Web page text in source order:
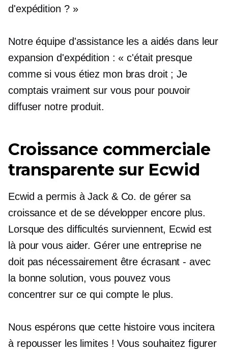
d'expédition ? »
Notre équipe d'assistance les a aidés dans leur
expansion d'expédition : « c'était presque
comme si vous étiez mon bras droit ; Je
comptais vraiment sur vous pour pouvoir
diffuser notre produit.
Croissance commerciale
transparente sur Ecwid
Ecwid a permis à Jack & Co. de gérer sa
croissance et de se développer encore plus.
Lorsque des difficultés surviennent, Ecwid est
là pour vous aider. Gérer une entreprise ne
doit pas nécessairement êtreécrasant - avec
la bonne solution, vous pouvez vous
concentrer sur ce qui compte le plus.
Nous espérons que cette histoire vous incitera
à repousser les limites ! Vous souhaitez figurer